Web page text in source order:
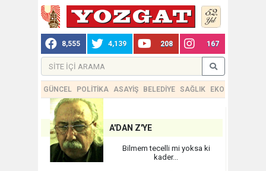
8,555 4,139 208 167
GÜNCEL POLİTİKA ASAYİŞ BELEDİYE SAĞLIK EKONOMİ
A'DAN Z'YE
Bilmem tecelli mi yoksa ki
kader...